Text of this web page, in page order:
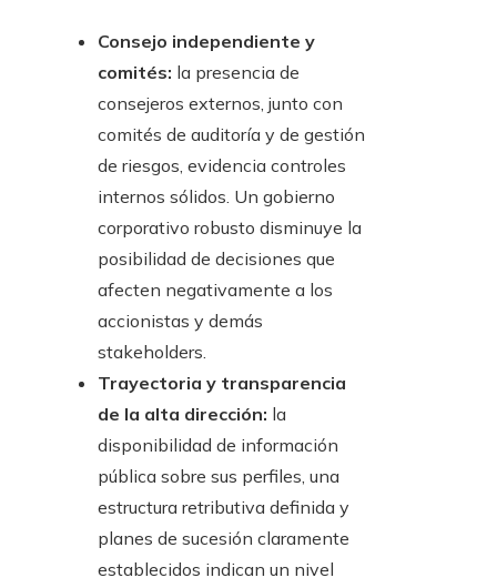
Consejo independiente y
comités: la presencia de
consejeros externos, junto con
comités de auditoría y de gestión
de riesgos, evidencia controles
internos sólidos. Un gobierno
corporativo robusto disminuye la
posibilidad de decisiones que
afecten negativamente a los
accionistas y demás
stakeholders.
Trayectoria y transparencia
de la alta dirección: la
disponibilidad de información
pública sobre sus perfiles, una
estructura retributiva definida y
planes de sucesión claramente
establecidos indican un nivel